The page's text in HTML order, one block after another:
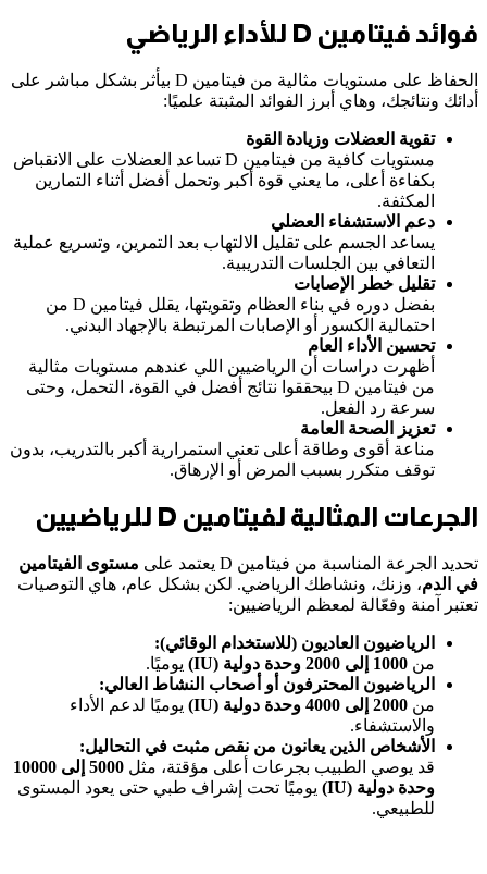
فوائد فيتامين D للأداء الرياضي
الحفاظ على مستويات مثالية من فيتامين D بيأثر بشكل مباشر على
أدائك ونتائجك، وهاي أبرز الفوائد المثبتة علميًا:
تقوية العضلات وزيادة القوة
مستويات كافية من فيتامين D تساعد العضلات على الانقباض
بكفاءة أعلى، ما يعني قوة أكبر وتحمل أفضل أثناء التمارين
المكثفة.
دعم الاستشفاء العضلي
يساعد الجسم على تقليل الالتهاب بعد التمرين، وتسريع عملية
التعافي بين الجلسات التدريبية.
تقليل خطر الإصابات
بفضل دوره في بناء العظام وتقويتها، يقلل فيتامين D من
احتمالية الكسور أو الإصابات المرتبطة بالإجهاد البدني.
تحسين الأداء العام
أظهرت دراسات أن الرياضيين اللي عندهم مستويات مثالية
من فيتامين D بيحققوا نتائج أفضل في القوة، التحمل، وحتى
سرعة رد الفعل.
تعزيز الصحة العامة
مناعة أقوى وطاقة أعلى تعني استمرارية أكبر بالتدريب، بدون
توقف متكرر بسبب المرض أو الإرهاق.
الجرعات المثالية لفيتامين D للرياضيين
تحديد الجرعة المناسبة من فيتامين D يعتمد على
مستوى الفيتامين
في الدم، وزنك، ونشاطك الرياضي. لكن بشكل عام، هاي التوصيات
تعتبر آمنة وفعّالة لمعظم الرياضيين:
الرياضيون العاديون (للاستخدام الوقائي):
من 1000 إلى 2000 وحدة دولية (IU)
يوميًا.
الرياضيون المحترفون أو أصحاب النشاط العالي:
من 2000 إلى 4000 وحدة دولية (IU)
يوميًا لدعم الأداء
والاستشفاء.
الأشخاص الذين يعانون من نقص مثبت في التحاليل:
قد يوصي الطبيب بجرعات أعلى مؤقتة، مثل
5000 إلى 10000
وحدة دولية (IU)
يوميًا تحت إشراف طبي حتى يعود المستوى
للطبيعي.